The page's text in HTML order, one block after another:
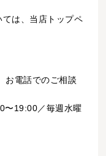
は、当店トップペ
お電話でのご相談
〜19:00／毎週水曜